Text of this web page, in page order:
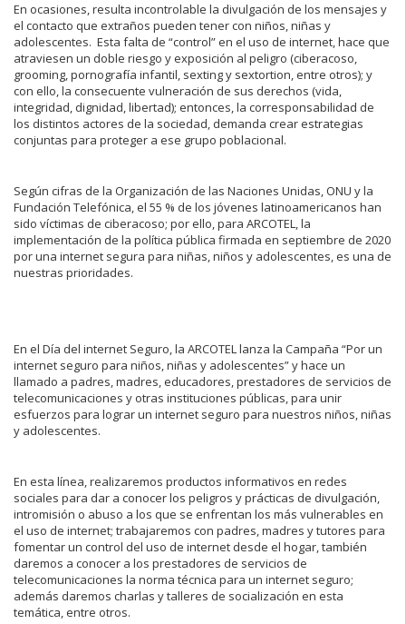
En ocasiones, resulta incontrolable la divulgación de los mensajes y
el contacto que extraños pueden tener con niños, niñas y
adolescentes. Esta falta de “control” en el uso de internet, hace que
atraviesen un doble riesgo y exposición al peligro (ciberacoso,
grooming, pornografía infantil, sexting y sextortion, entre otros); y
con ello, la consecuente vulneración de sus derechos (vida,
integridad, dignidad, libertad); entonces, la corresponsabilidad de
los distintos actores de la sociedad, demanda crear estrategias
conjuntas para proteger a ese grupo poblacional.
Según cifras de la Organización de las Naciones Unidas, ONU y la
Fundación Telefónica, el 55 % de los jóvenes latinoamericanos han
sido víctimas de ciberacoso; por ello, para ARCOTEL, la
implementación de la política pública firmada en septiembre de 2020
por una internet segura para niñas, niños y adolescentes, es una de
nuestras prioridades.
En el Día del internet Seguro, la ARCOTEL lanza la Campaña “Por un
internet seguro para niños, niñas y adolescentes” y hace un
llamado a padres, madres, educadores, prestadores de servicios de
telecomunicaciones y otras instituciones públicas, para unir
esfuerzos para lograr un internet seguro para nuestros niños, niñas
y adolescentes.
En esta línea, realizaremos productos informativos en redes
sociales para dar a conocer los peligros y prácticas de divulgación,
intromisión o abuso a los que se enfrentan los más vulnerables en
el uso de internet; trabajaremos con padres, madres y tutores para
fomentar un control del uso de internet desde el hogar, también
daremos a conocer a los prestadores de servicios de
telecomunicaciones la norma técnica para un internet seguro;
además daremos charlas y talleres de socialización en esta
temática, entre otros.